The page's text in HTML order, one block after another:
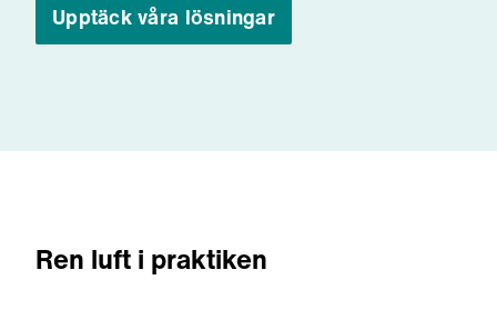
Upptäck våra lösningar
Ren luft i praktiken